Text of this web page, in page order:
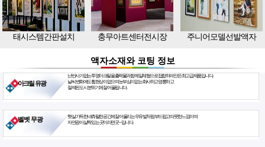
태시스템간판설치 충무아트센터전시장 주니어모델선발액자
액자소재와 코팅 정보
아크릴 유광
난반사가 없는 투명아크릴을 출력물과 함께 일체형으로 접합하여 만든 최고급 제품입니다.
날씨 변화에도 휨현상이 없으며 눈부심이 없는 화사하고 영롱하고
절제된 도시 분위기에 잘 어울립니다.
벨벳 무광
햇살 가득한 네츄럴한 공간에 잘 어울리는 우유빛처럼 부드럽고 따뜻한 느낌이며
자연광이 살짝 있는 곳이라면 굿~ 입니다.